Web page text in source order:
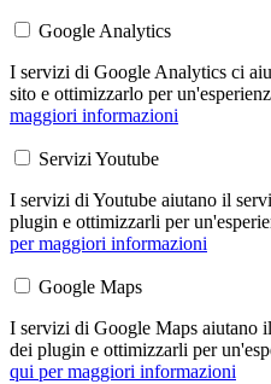
Google Analytics
I servizi di Google Analytics ci
sito e ottimizzarlo per
maggiori informazioni
Servizi Youtube
I servizi di Youtube aiutano il
plugin e ottimizzarli per
per maggiori informazioni
Google Maps
I servizi di Google Maps aiutano
dei plugin e ottimizzarli per
qui per maggiori informazioni